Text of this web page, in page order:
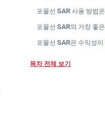
포물선 SAR 사용 방법
포물선 SAR의 가장 좋
포물선 SAR은 수익성이
목차 전체 보기